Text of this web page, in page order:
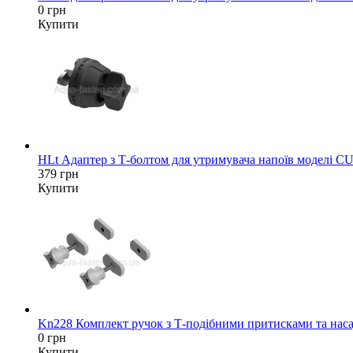
0 грн
Купити
HLt Адаптер з Т-болтом для утримувача напоїв моделі
379 грн
Купити
Kn228 Комплект ручок з Т-подібними притисками та
0 грн